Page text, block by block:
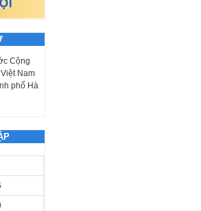
Cộng
Nam
phố Hà